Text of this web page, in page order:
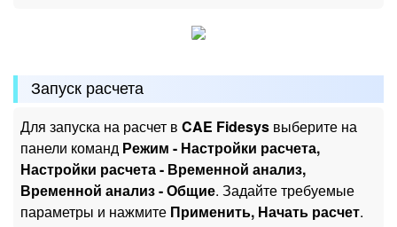
Запуск расчета
Для запуска на расчет в CAE Fidesys выберите на
панели команд Режим - Настройки расчета,
Настройки расчета - Временной анализ,
Временной анализ - Общие. Задайте требуемые
параметры и нажмите Применить, Начать расчет.